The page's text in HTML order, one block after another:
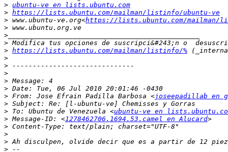
> ubuntu-ve en lists.ubuntu.com
> https://lists.ubuntu.com/mailman/listinfo/ubuntu-ve
> www.ubuntu-ve.org<https://lists.ubuntu.com/mailman/
>
>
>
> https://lists.ubuntu.com/mailman/listinfo/%
>
>
>
>
>
> From: Jose Efrain Padilla Barbosa <joseepadillab en
>
> To: Ubuntu de Venezuela <ubuntu-ve en
> Message-ID: <1278462706.1694.53.camel en Alucard
>
>
>
>